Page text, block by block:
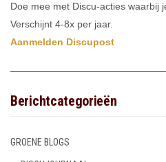
Doe mee met Discu-acties waarbij
Verschijnt 4-8x per jaar.
Aanmelden Discupost
Berichtcategorieën
GROENE BLOGS